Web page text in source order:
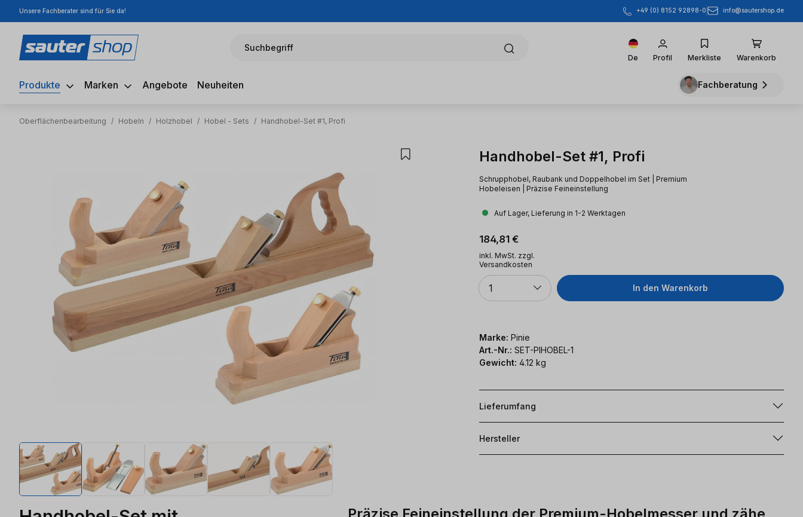
Hauptinhalt springen
Zur Suche springen
Zur Hauptnavigation springen
Unsere Fachberater sind für Sie da! +49 (0) 8152 92898-0 info@sautershop.de
Suchbegriff
De Profil Merkliste Warenkorb
Produkte Marken Angebote Neuheiten Fachberatung
Oberflächenbearbeitung / Hobeln / Holzhobel / Hobel - Sets / Handhobel-Set #1, Profi
Handhobel-Set #1, Profi
Schrupphobel, Raubank und Doppelhobel im Set | Premium
Hobeleisen | Präzise Feineinstellung
Auf Lager, Lieferung in 1-2 Werktagen
Regulärer Preis:
184,81 €
inkl. MwSt. zzgl.
Versandkosten
Anzahl
1 In den Warenkorb
Marke: Pinie
Art.-Nr.: SET-PIHOBEL-1
Gewicht: 4.12 kg
Lieferumfang
Hersteller